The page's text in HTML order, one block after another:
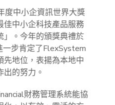
中小企資訊世界大獎
佳中小企科技產品服務
」。今年的頒獎典禮於
步肯定了FlexSystem
先地位，表揚為本地中
的努力。
財務管理系統能協